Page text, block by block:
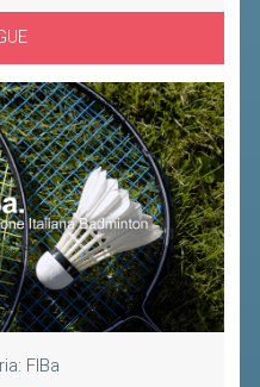
FIBa
AIRBADMINTON
TOUR
PICKLEBALL
2026